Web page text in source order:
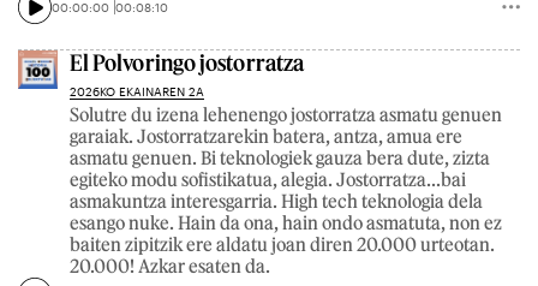
00:00:00 00:08:10
El Polvoringo jostorratza
2026KO EKAINAREN 2A
Solutre du izena lehenengo jostorratza asmatu genuen
garaiak. Jostorratzarekin batera, antza, amua ere
asmatu genuen. Bi teknologiek gauza bera dute, zizta
egiteko modu sofistikatua, alegia. Jostorratza...bai
asmakuntza interesgarria. High tech teknologia dela
esango nuke. Hain da ona, hain ondo asmatuta, non ez
baiten zipitzik ere aldatu joan diren 20.000 urteotan.
20.000! Azkar esaten da.